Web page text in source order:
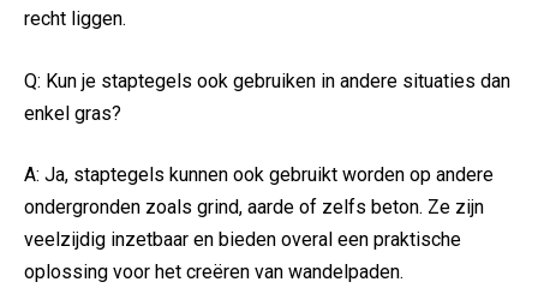
recht liggen.
Q: Kun je staptegels ook⁢ gebruiken in andere situaties dan
enkel gras?
A: Ja, staptegels⁣ kunnen ook gebruikt worden‌ op andere
ondergronden zoals ‍grind, aarde of ‍zelfs beton.‍ Ze ​zijn
veelzijdig inzetbaar en ⁣bieden overal een praktische
oplossing voor het creëren van wandelpaden.